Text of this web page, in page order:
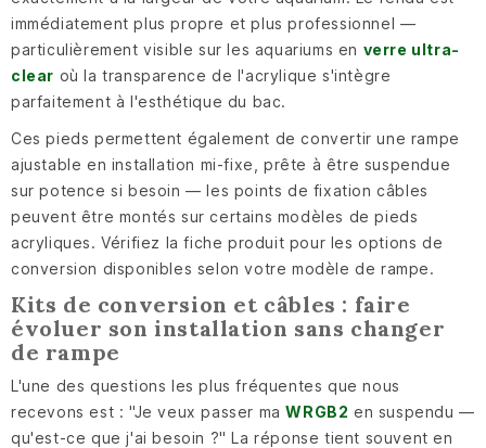
immédiatement plus propre et plus professionnel —
particulièrement visible sur les aquariums en verre ultra-
clear où la transparence de l'acrylique s'intègre
parfaitement à l'esthétique du bac.
Ces pieds permettent également de convertir une rampe
ajustable en installation mi-fixe, prête à être suspendue
sur potence si besoin — les points de fixation câbles
peuvent être montés sur certains modèles de pieds
acryliques. Vérifiez la fiche produit pour les options de
conversion disponibles selon votre modèle de rampe.
Kits de conversion et câbles : faire
évoluer son installation sans changer
de rampe
L'une des questions les plus fréquentes que nous
recevons est : "Je veux passer maWRGB2 en suspendu —
qu'est-ce que j'ai besoin ?" La réponse tient souvent en